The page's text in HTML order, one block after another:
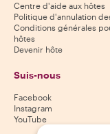
Centre d'aide aux hôtes
Politique d'annulation
Conditions générales
hôtes
Devenir hôte
Suis-nous
Facebook
Instagram
YouTube